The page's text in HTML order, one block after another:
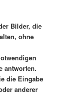
Bilder, die
ohne
antworten.
die Eingabe
anderer